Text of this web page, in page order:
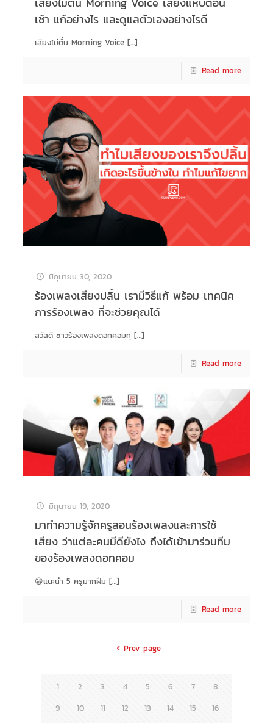
เช้า แก้อย่างไร และดูแลตัวเองอย่างไรดี
เสียงไม่ตื่น Morning Voice[…]
Read more
มิถุนายน 30, 2020
ร้องเพลงเสียงปลิ้น เรามีวิธีแก้ พร้อม เทคนิค
การร้องเพลง ที่จะช่วยคุณได้
สวัสดี ชาวร้องเพลงดอทคอมทุ […]
Read more
มิถุนายน 19, 2020
มาทำความรู้จักครูสอนร้องเพลงและการใช้
เสียง ว่าแต่ละคนมีดียังไง ถึงได้เข้ามาร่วมทีม
ของร้องเพลงดอทคอม
😁แนะนำ 5 ครูมากฝีม […]
Read more
Prev page
1 2 3 4 5 6 7
8
9
10 11 12 13 14 15
16